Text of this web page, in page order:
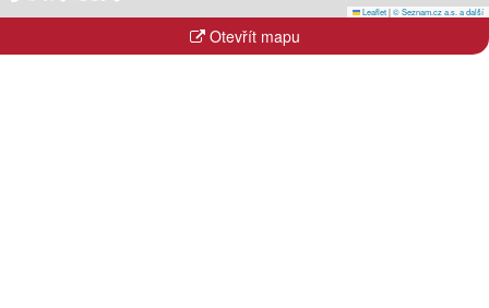
Leaflet|© Seznam.cz a.s. a další
Otevřít mapu